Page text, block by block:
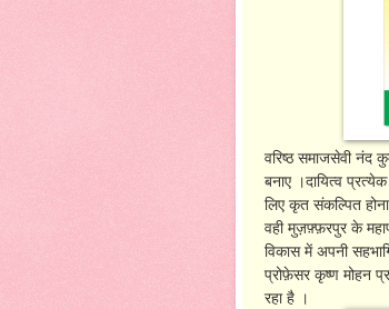
वरिष्ठ समाजसेवी नंद
बनाए ।दायित्व
लिए कृत संकल्पित होना
वही मुज़फ़्फ़रपुर के
विकास में अपनी
प्रोफ़ेसर कृष्ण मोहन
रहा है ।